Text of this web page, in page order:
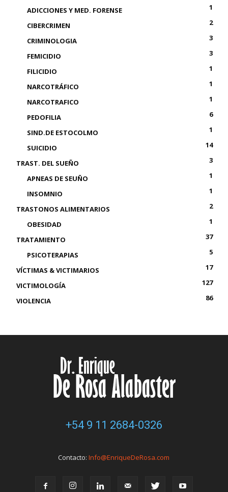
ADICCIONES Y MED. FORENSE
1
CIBERCRIMEN
2
CRIMINOLOGIA
3
FEMICIDIO
3
FILICIDIO
1
NARCOTRÁFICO
1
NARCOTRAFICO
1
PEDOFILIA
6
SIND.DE ESTOCOLMO
1
SUICIDIO
14
TRAST. DEL SUEÑO
3
APNEAS DE SEUÑO
1
INSOMNIO
1
TRASTONOS ALIMENTARIOS
2
OBESIDAD
1
TRATAMIENTO
37
PSICOTERAPIAS
5
VÍCTIMAS & VICTIMARIOS
17
VICTIMOLOGÍA
127
VIOLENCIA
86
+54 9 11 2684-0326
Contacto:Info@EnriqueDeRosa.com